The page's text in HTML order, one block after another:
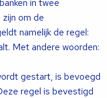
in twee
om de
namelijk de regel:
Met andere woorden:
gestart, is bevoegd
regel is bevestigd